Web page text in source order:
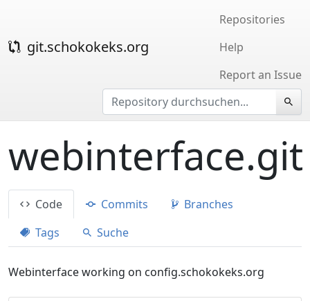
git.schokokeks.org
Repositories
Help
Report an Issue
webinterface.git
Code Commits
Branches
Tags
Suche
Webinterface working on config.schokokeks.org